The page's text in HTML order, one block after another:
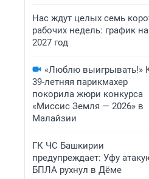
Нас ждут целых семь
рабочих недель: график на
2027 год
«Люблю выигрывать!»
39-летняя парикмахер
покорила жюри конкурса
«Миссис Земля — 2026» в
Малайзии
ГК ЧС Башкирии
предупреждает: Уфу
БПЛА рухнул в Дёме